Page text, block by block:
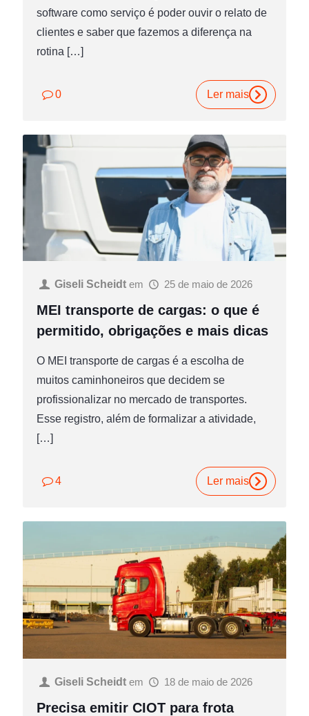
software como serviço é poder ouvir o relato de
clientes e saber que fazemos a diferença na
rotina […]
0 Ler mais
Giseli Scheidt em 25 de maio de 2026
MEI transporte de cargas: o que é
permitido, obrigações e mais dicas
O MEI transporte de cargas é a escolha de
muitos caminhoneiros que decidem se
profissionalizar no mercado de transportes.
Esse registro, além de formalizar a atividade,
[…]
4 Ler mais
Giseli Scheidt em 18 de maio de 2026
Precisa emitir CIOT para frota